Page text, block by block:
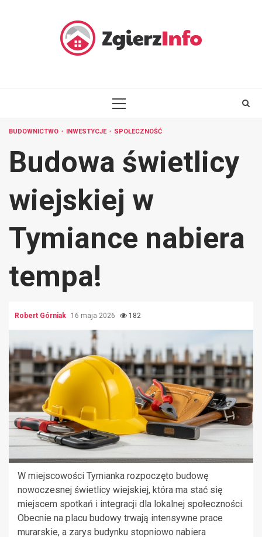
PRIMARY
BUDOWNICTWO INWESTYCJE SPOŁECZNOŚĆ
Budowa świetlicy
wiejskiej w
Tymiance nabiera
tempa!
Robert Górniak 16 maja 2026 182
W miejscowości Tymianka rozpoczęto budowę
nowoczesnej świetlicy wiejskiej, która ma stać się
miejscem spotkań i integracji dla lokalnej społeczności.
Obecnie na placu budowy trwają intensywne prace
murarskie, a zarys budynku stopniowo nabiera